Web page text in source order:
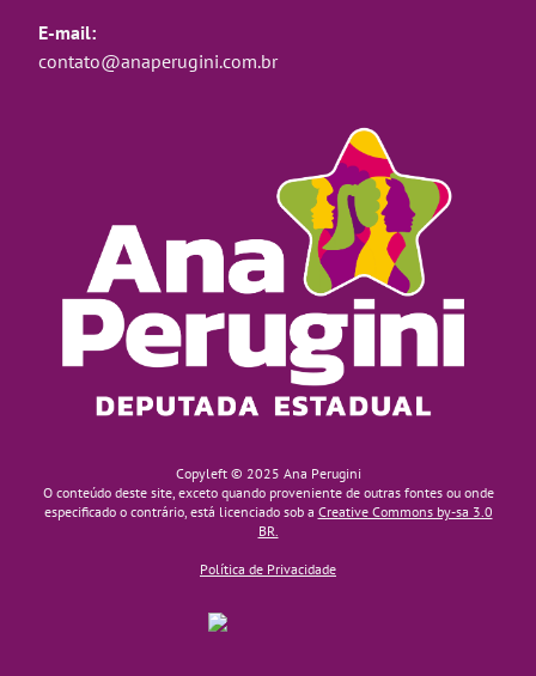
E-mail:
contato@anaperugini.com.br
Copyleft © 2025 Ana Perugini
O conteúdo deste site, exceto quando proveniente de outras fontes ou onde
especificado o contrário, está licenciado sob a Creative Commons by-sa 3.0
BR.
Política de Privacidade